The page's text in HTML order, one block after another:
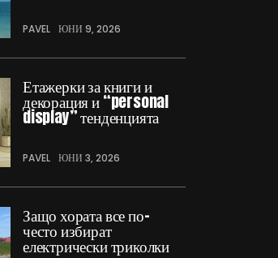
PAVEL ЮНИ 9, 2026
Етажерки за книги и
декорация и “personal
display” тенденцията
PAVEL ЮНИ 3, 2026
Защо хората все по-
често избират
електрически триколки